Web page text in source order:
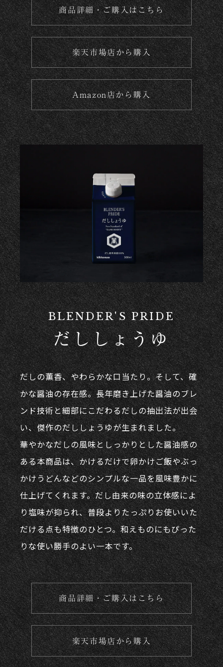
商品詳細・ご購入はこちら
楽天市場店から購入
Amazon店から購入
BLENDER'S PRIDE
だししょうゆ
だしの薫香、やわらかな口当たり。そして、確
かな醤油の存在感。長年磨き上げた醤油のブレ
ンド技術と細部にこだわるだしの抽出法が出会
い、傑作のだししょうゆが生まれました。
華やかなだしの風味としっかりとした醤油感の
ある本商品は、かけるだけで卵かけご飯やぶっ
かけうどんなどのシンプルな一品を風味豊かに
仕上げてくれます。だし由来の味の立体感によ
り塩味が抑られ、普段よりたっぷりお使いいた
だける点も特徴のひとつ。和えものにもぴった
りな使い勝手のよい一本です。
商品詳細・ご購入はこちら
楽天市場店から購入